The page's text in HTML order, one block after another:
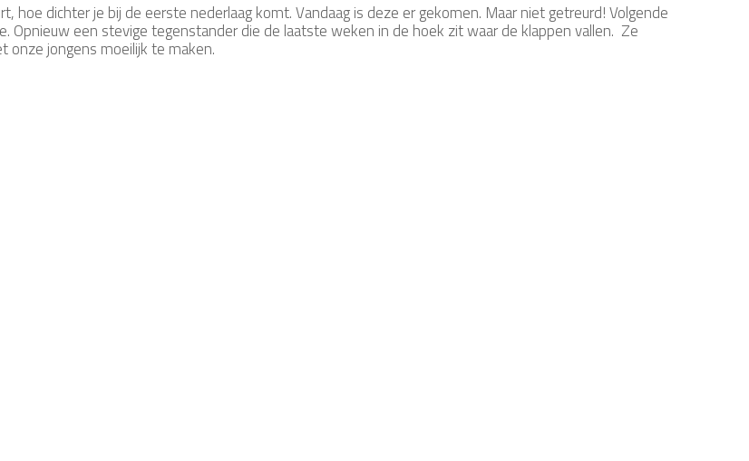
hoe dichter je bij de eerste nederlaag komt. Vandaag is deze er gekomen. Maar niet getreurd! Volgende
Opnieuw een stevige tegenstander die de laatste weken in de hoek zit waar de klappen vallen. Ze
onze jongens moeilijk te maken.